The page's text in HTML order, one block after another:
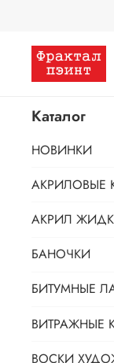
Каталог
НОВИНКИ
АКРИЛОВЫЕ
АКРИЛ
БАНОЧКИ
БИТУМНЫЕ
ВИТРАЖНЫЕ
ВОСКИ